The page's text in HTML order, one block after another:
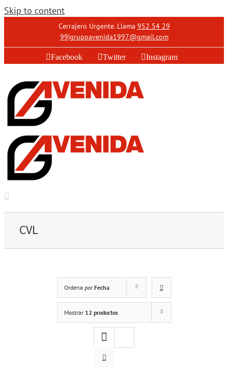
Skip to content
Cerrajero Urgente. Llama 952 54 29
99|grupoavenida1997@gmail.com
Facebook Twitter Instagram
CVL
Ordena por Fecha
Mostrar 12 productos